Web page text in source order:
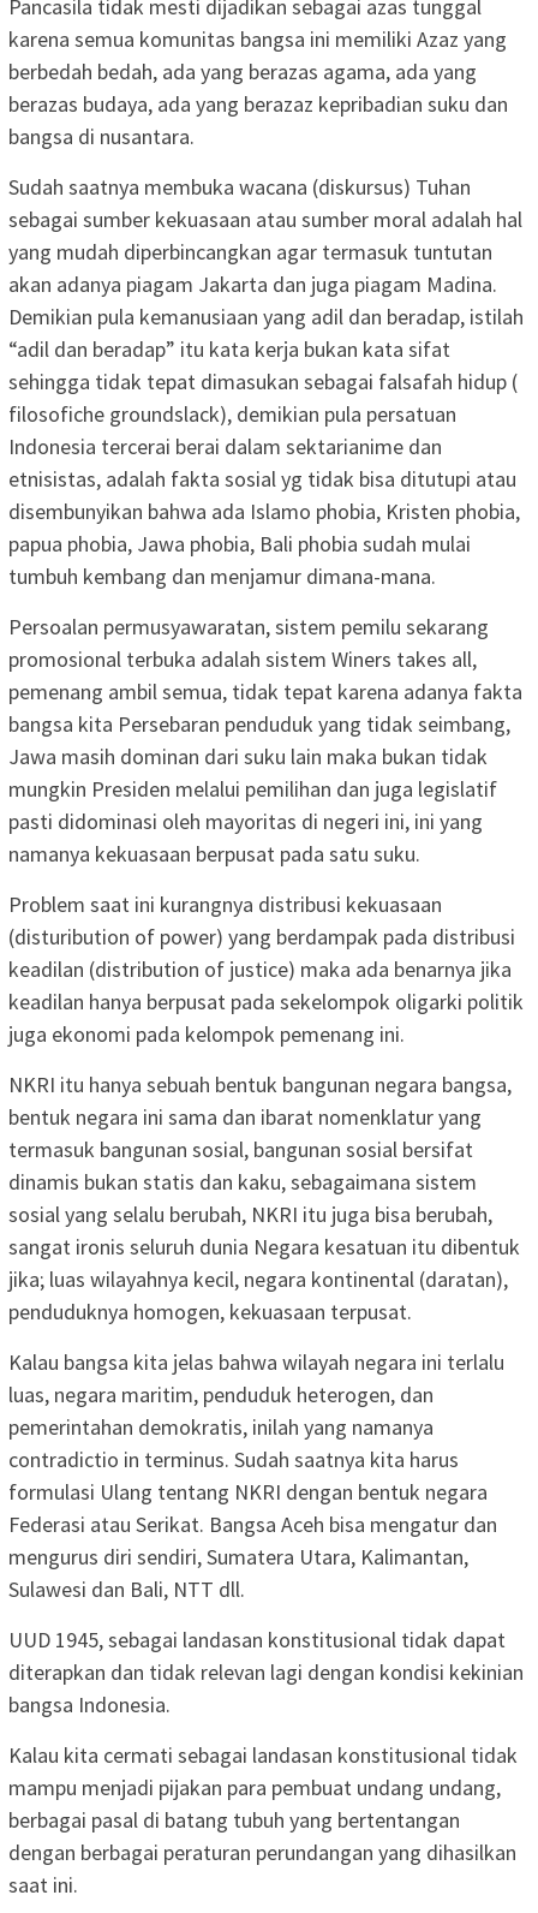
Pancasila tidak mesti dijadikan sebagai azas tunggal
karena semua komunitas bangsa ini memiliki Azaz yang
berbedah bedah, ada yang berazas agama, ada yang
berazas budaya, ada yang berazaz kepribadian suku dan
bangsa di nusantara.
Sudah saatnya membuka wacana (diskursus) Tuhan
sebagai sumber kekuasaan atau sumber moral adalah hal
yang mudah diperbincangkan agar termasuk tuntutan
akan adanya piagam Jakarta dan juga piagam Madina.
Demikian pula kemanusiaan yang adil dan beradap, istilah
“adil dan beradap” itu kata kerja bukan kata sifat
sehingga tidak tepat dimasukan sebagai falsafah hidup (
filosofiche groundslack), demikian pula persatuan
Indonesia tercerai berai dalam sektarianime dan
etnisistas, adalah fakta sosial yg tidak bisa ditutupi atau
disembunyikan bahwa ada Islamo phobia, Kristen phobia,
papua phobia, Jawa phobia, Bali phobia sudah mulai
tumbuh kembang dan menjamur dimana-mana.
Persoalan permusyawaratan, sistem pemilu sekarang
promosional terbuka adalah sistem Winers takes all,
pemenang ambil semua, tidak tepat karena adanya fakta
bangsa kita Persebaran penduduk yang tidak seimbang,
Jawa masih dominan dari suku lain maka bukan tidak
mungkin Presiden melalui pemilihan dan juga legislatif
pasti didominasi oleh mayoritas di negeri ini, ini yang
namanya kekuasaan berpusat pada satu suku.
Problem saat ini kurangnya distribusi kekuasaan
(disturibution of power) yang berdampak pada distribusi
keadilan (distribution of justice) maka ada benarnya jika
keadilan hanya berpusat pada sekelompok oligarki politik
juga ekonomi pada kelompok pemenang ini.
NKRI itu hanya sebuah bentuk bangunan negara bangsa,
bentuk negara ini sama dan ibarat nomenklatur yang
termasuk bangunan sosial, bangunan sosial bersifat
dinamis bukan statis dan kaku, sebagaimana sistem
sosial yang selalu berubah, NKRI itu juga bisa berubah,
sangat ironis seluruh dunia Negara kesatuan itu dibentuk
jika; luas wilayahnya kecil, negara kontinental (daratan),
penduduknya homogen, kekuasaan terpusat.
Kalau bangsa kita jelas bahwa wilayah negara ini terlalu
luas, negara maritim, penduduk heterogen, dan
pemerintahan demokratis, inilah yang namanya
contradictio in terminus. Sudah saatnya kita harus
formulasi Ulang tentang NKRI dengan bentuk negara
Federasi atau Serikat. Bangsa Aceh bisa mengatur dan
mengurus diri sendiri, Sumatera Utara, Kalimantan,
Sulawesi dan Bali, NTT dll.
UUD 1945, sebagai landasan konstitusional tidak dapat
diterapkan dan tidak relevan lagi dengan kondisi kekinian
bangsa Indonesia.
Kalau kita cermati sebagai landasan konstitusional tidak
mampu menjadi pijakan para pembuat undang undang,
berbagai pasal di batang tubuh yang bertentangan
dengan berbagai peraturan perundangan yang dihasilkan
saat ini.